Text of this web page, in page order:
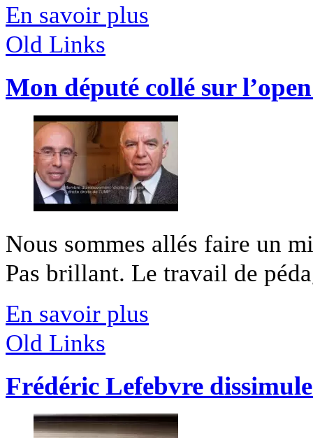
En savoir plus
Old Links
Mon député collé sur
Nous sommes allés faire un
Pas brillant. Le travail de
En savoir plus
Old Links
Frédéric Lefebvre